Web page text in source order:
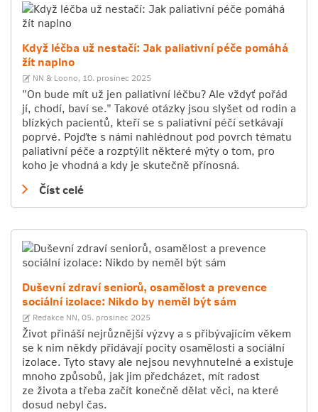
Když léčba už nestačí: Jak paliativní péče pomáhá
žít naplno
NN & Loono, 10. prosinec 2025
"On bude mít už jen paliativní léčbu? Ale vždyť pořád
jí, chodí, baví se." Takové otázky jsou slyšet od rodin a
blízkých pacientů, kteří se s paliativní péčí setkávají
poprvé. Pojďte s námi nahlédnout pod povrch tématu
paliativní péče a rozptýlit některé mýty o tom, pro
koho je vhodná a kdy je skutečně přínosná.
Číst celé
Duševní zdraví seniorů, osamělost a prevence
sociální izolace: Nikdo by neměl být sám
Redakce NN,05. prosinec 2025
Život přináší nejrůznější výzvy a s přibývajícím věkem
se k nim někdy přidávají pocity osamělosti a sociální
izolace. Tyto stavy ale nejsou nevyhnutelné a existuje
mnoho způsobů, jak jim předcházet, mít radost
ze života a třeba začít konečně dělat věci, na které
dosud nebyl čas.